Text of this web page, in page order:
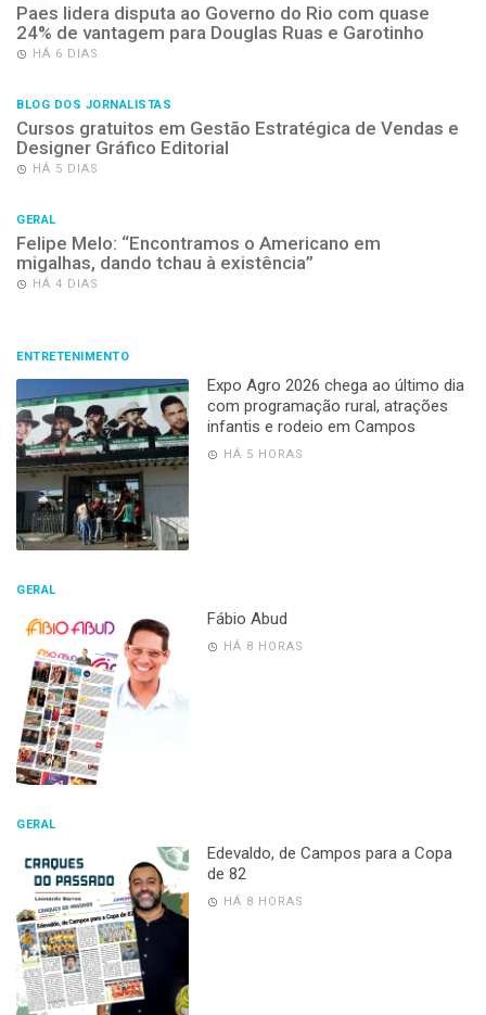
Paes lidera disputa ao Governo do Rio com quase
24% de vantagem para Douglas Ruas e Garotinho
HÁ 6 DIAS
BLOG DOS JORNALISTAS
Cursos gratuitos em Gestão Estratégica de Vendas e
Designer Gráfico Editorial
HÁ 5 DIAS
GERAL
Felipe Melo: “Encontramos o Americano em
migalhas, dando tchau à existência”
HÁ 4 DIAS
ENTRETENIMENTO
Expo Agro 2026 chega ao último dia
com programação rural, atrações
infantis e rodeio em Campos
HÁ 5 HORAS
GERAL
Fábio Abud
HÁ 8 HORAS
GERAL
Edevaldo, de Campos para a Copa
de 82
HÁ 8 HORAS